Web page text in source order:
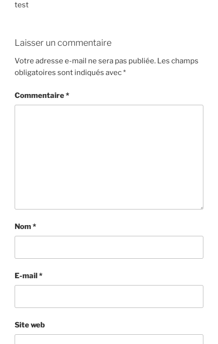
test
Laisser un commentaire
Votre adresse e-mail ne sera pas publiée. Les champs
obligatoires sont indiqués avec*
Commentaire*
Nom*
E-mail*
Site web